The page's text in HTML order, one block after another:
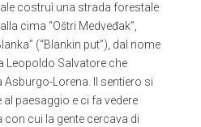
costruì una strada forestale
cima “Oštri Medveđak”,
(“Blankin put”), dal nome
Leopoldo Salvatore che
Asburgo-Lorena. Il sentiero si
paesaggio e ci fa vedere
con cui la gente cercava di